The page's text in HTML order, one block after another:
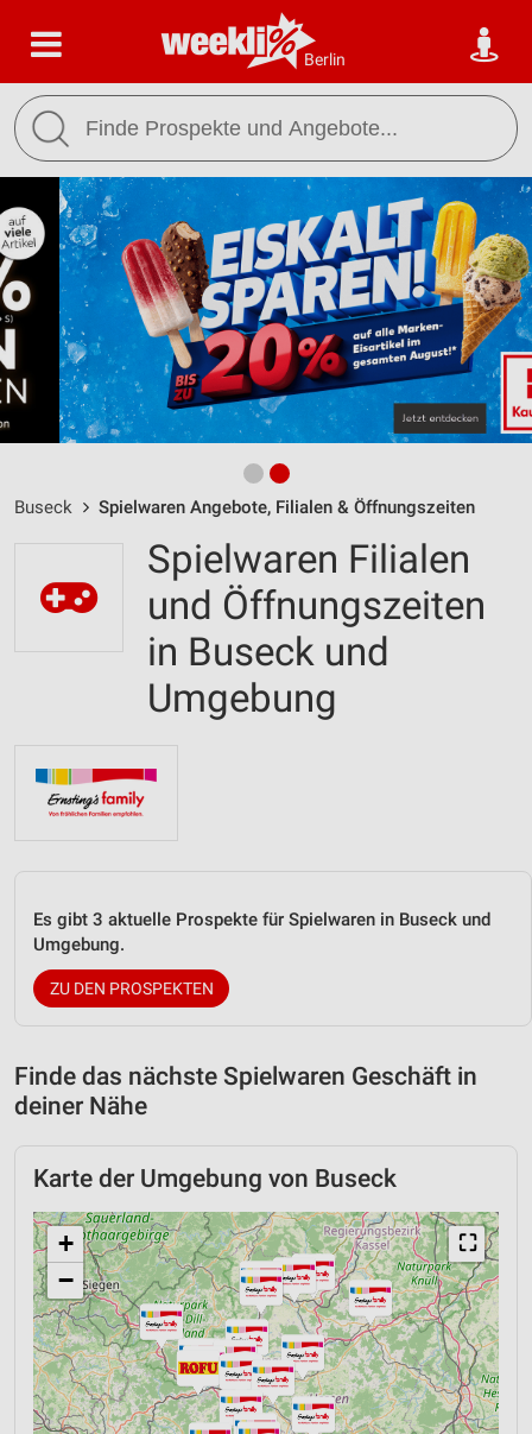
Berlin
Buseck Spielwaren Angebote, Filialen & Öffnungszeiten
Spielwaren Filialen
und Öffnungszeiten
in Buseck und
Umgebung
Es gibt 3 aktuelle Prospekte für Spielwaren in Buseck und
Umgebung.
ZU DEN PROSPEKTEN
Finde das nächste Spielwaren Geschäft in
deiner Nähe
Karte der Umgebung von Buseck
⛶
+
−